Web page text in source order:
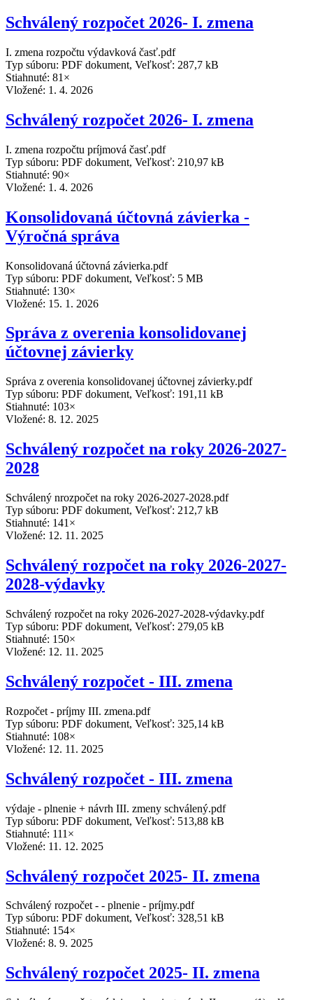
Schválený rozpočet 2026- I. zmena
I. zmena rozpočtu výdavková časť.pdf
Typ súboru: PDF dokument, Veľkosť: 287,7 kB
Stiahnuté: 81×
Vložené: 1. 4. 2026
Schválený rozpočet 2026- I. zmena
I. zmena rozpočtu príjmová časť.pdf
Typ súboru: PDF dokument, Veľkosť: 210,97 kB
Stiahnuté: 90×
Vložené: 1. 4. 2026
Konsolidovaná účtovná závierka -
Výročná správa
Konsolidovaná účtovná závierka.pdf
Typ súboru: PDF dokument, Veľkosť: 5 MB
Stiahnuté: 130×
Vložené: 15. 1. 2026
Správa z overenia konsolidovanej
účtovnej závierky
Správa z overenia konsolidovanej účtovnej závierky.pdf
Typ súboru: PDF dokument, Veľkosť: 191,11 kB
Stiahnuté: 103×
Vložené: 8. 12. 2025
Schválený rozpočet na roky 2026-2027-
2028
Schválený nrozpočet na roky 2026-2027-2028.pdf
Typ súboru: PDF dokument, Veľkosť: 212,7 kB
Stiahnuté: 141×
Vložené: 12. 11. 2025
Schválený rozpočet na roky 2026-2027-
2028-výdavky
Schválený rozpočet na roky 2026-2027-2028-výdavky.pdf
Typ súboru: PDF dokument, Veľkosť: 279,05 kB
Stiahnuté: 150×
Vložené: 12. 11. 2025
Schválený rozpočet - III. zmena
Rozpočet - príjmy III. zmena.pdf
Typ súboru: PDF dokument, Veľkosť: 325,14 kB
Stiahnuté: 108×
Vložené: 12. 11. 2025
Schválený rozpočet - III. zmena
výdaje - plnenie + návrh III. zmeny schválený.pdf
Typ súboru: PDF dokument, Veľkosť: 513,88 kB
Stiahnuté: 111×
Vložené: 11. 12. 2025
Schválený rozpočet 2025- II. zmena
Schválený rozpočet - - plnenie - príjmy.pdf
Typ súboru: PDF dokument, Veľkosť: 328,51 kB
Stiahnuté: 154×
Vložené: 8. 9. 2025
Schválený rozpočet 2025- II. zmena